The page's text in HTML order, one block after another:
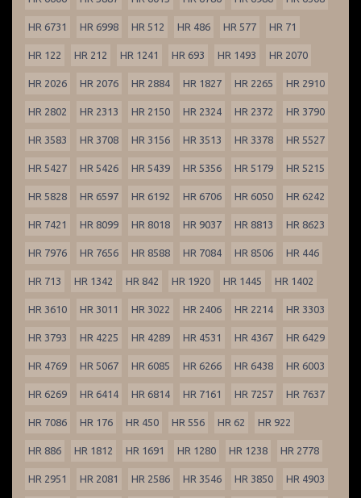
HR 6731 HR 6998 HR 512 HR 486 HR 577 HR 71
HR 122 HR 212 HR 1241 HR 693 HR 1493 HR 2070
HR 2026 HR 2076 HR 2884 HR 1827 HR 2265 HR 2910
HR 2802 HR 2313 HR 2150 HR 2324 HR 2372 HR 3790
HR 3583 HR 3708 HR 3156 HR 3513 HR 3378 HR 5527
HR 5427 HR 5426 HR 5439 HR 5356 HR 5179 HR 5215
HR 5828 HR 6597 HR 6192 HR 6706 HR 6050 HR 6242
HR 7421 HR 8099 HR 8018 HR 9037 HR 8813 HR 8623
HR 7976 HR 7656 HR 8588 HR 7084 HR 8506 HR 446
HR 713 HR 1342 HR 842 HR 1920 HR 1445 HR 1402
HR 3610 HR 3011 HR 3022 HR 2406 HR 2214 HR 3303
HR 3793 HR 4225 HR 4289 HR 4531 HR 4367 HR 6429
HR 4769 HR 5067 HR 6085 HR 6266 HR 6438 HR 6003
HR 6269 HR 6414 HR 6814 HR 7161 HR 7257 HR 7637
HR 7086 HR 176 HR 450 HR 556 HR 62 HR 922
HR 886 HR 1812 HR 1691 HR 1280 HR 1238 HR 2778
HR 2951 HR 2081 HR 2586 HR 3546 HR 3850 HR 4903